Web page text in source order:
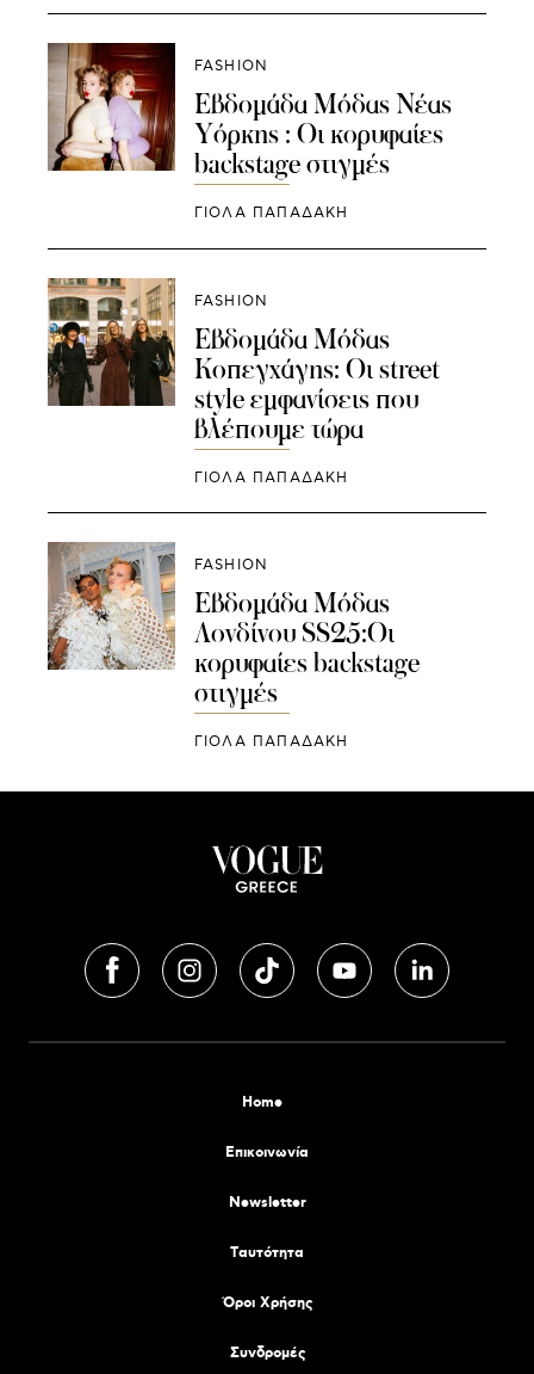
FASHION
Εβδομάδα Μόδας Νέας
Υόρκης : Οι κορυφαίες
backstage στιγμές
ΓΙΌΛΑ ΠΑΠΑΔΆΚΗ
FASHION
Εβδομάδα Μόδας
Κοπεγχάγης: Οι street
style εμφανίσεις που
βλέπουμε τώρα
ΓΙΌΛΑ ΠΑΠΑΔΆΚΗ
FASHION
Εβδομάδα Μόδας
Λονδίνου SS25:Οι
κορυφαίες backstage
στιγμές
ΓΙΌΛΑ ΠΑΠΑΔΆΚΗ
Home
Επικοινωνία
Newsletter
Tαυτότητα
Όροι Χρήσης
Συνδρομές